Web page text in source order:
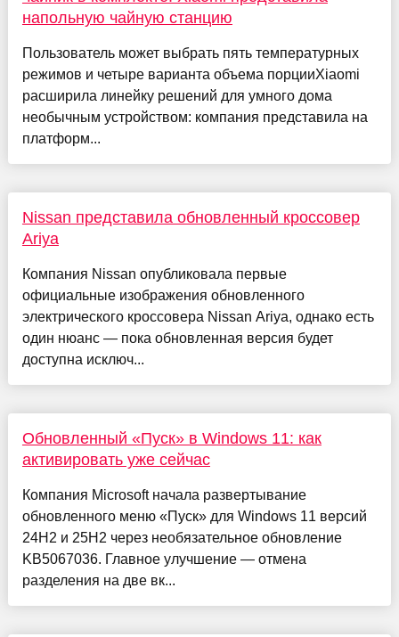
напольную чайную станцию
Пользователь может выбрать пять температурных
режимов и четыре варианта объема порцииXiaomi
расширила линейку решений для умного дома
необычным устройством: компания представила на
платформ...
Nissan представила обновленный кроссовер
Ariya
Компания Nissan опубликовала первые
официальные изображения обновленного
электрического кроссовера Nissan Ariya, однако есть
один нюанс — пока обновленная версия будет
доступна исключ...
Обновленный «Пуск» в Windows 11: как
активировать уже сейчас
Компания Microsoft начала развертывание
обновленного меню «Пуск» для Windows 11 версий
24H2 и 25H2 через необязательное обновление
KB5067036. Главное улучшение — отмена
разделения на две вк...